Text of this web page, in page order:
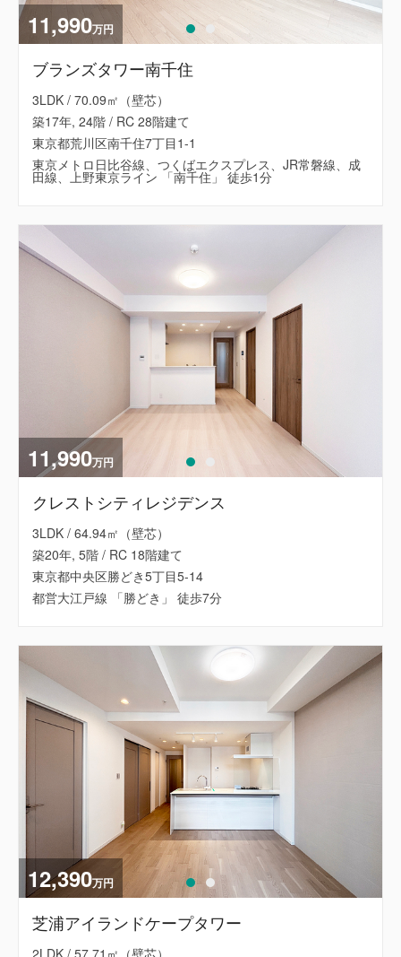
11,990万円
ブランズタワー南千住
3LDK / 70.09㎡（壁芯）
築17年, 24階 / RC 28階建て
東京都荒川区南千住7丁目1-1
東京メトロ日比谷線、つくばエクスプレス、JR常磐線、成
田線、上野東京ライン 「南千住」 徒歩1分
11,990万円
クレストシティレジデンス
3LDK / 64.94㎡（壁芯）
築20年, 5階 / RC 18階建て
東京都中央区勝どき5丁目5-14
都営大江戸線 「勝どき」 徒歩7分
12,390万円
芝浦アイランドケープタワー
2LDK / 57.71㎡（壁芯）